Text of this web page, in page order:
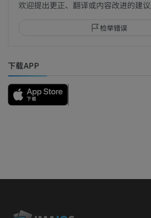
欢迎提出更正、翻译或内容改进的建议
检举错误
下载APP